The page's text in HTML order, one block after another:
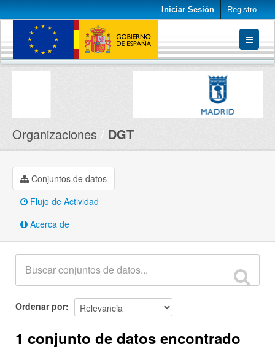
Iniciar Sesión Registro
Conjuntos de datos
Organizaciones DGT
Conjuntos de datos
Flujo de Actividad
Acerca de
Ordenar por
1 conjunto de datos encontrado